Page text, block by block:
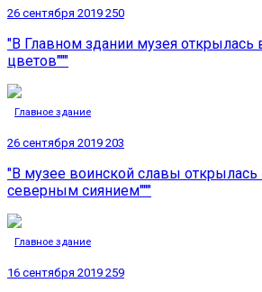
26 сентября 2019 250
"В Главном здании музея открылась
цветов"""
Главное здание
26 сентября 2019 203
"В музее воинской славы
северным сиянием"""
Главное здание
16 сентября 2019 259